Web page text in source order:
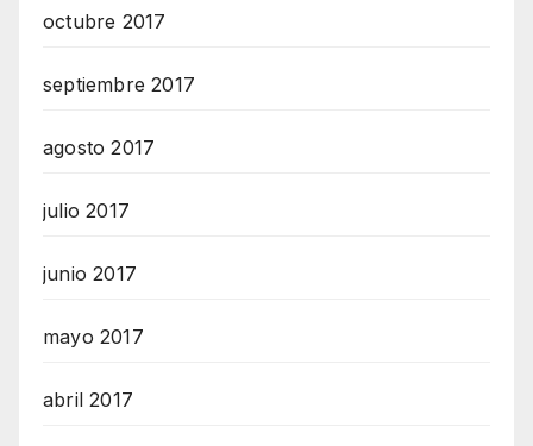
octubre 2017
septiembre 2017
agosto 2017
julio 2017
junio 2017
mayo 2017
abril 2017